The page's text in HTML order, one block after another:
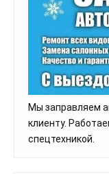
Мы заправляем
клиенту.
спецтехникой.